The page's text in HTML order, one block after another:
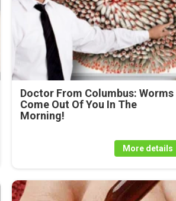
Doctor From Columbus: Worms
Come Out Of You In The
Morning!
More details